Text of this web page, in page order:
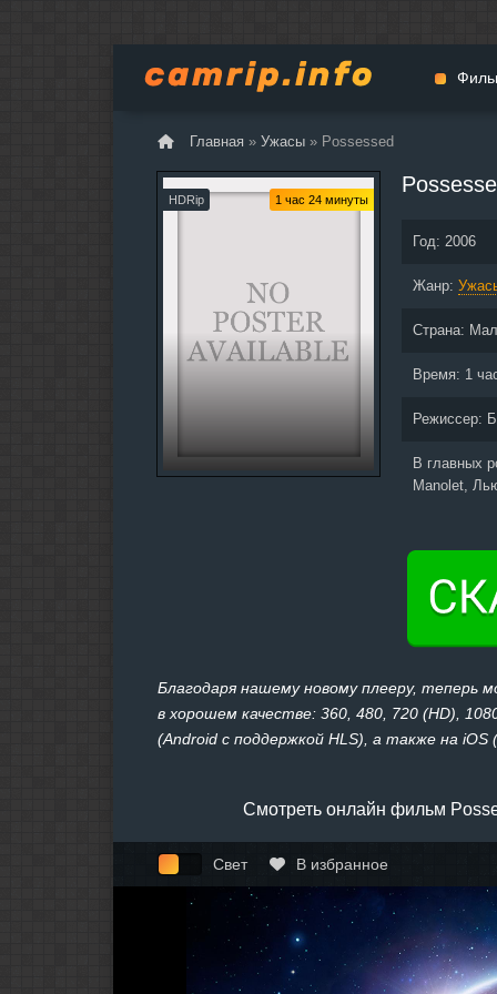
Главная » Ужасы » Possessed
HDRip 1 час 24 минуты
Год: 2006
Жанр:
Страна:
Время: 1
Режиссер:
В главных
Manolet,
Благодаря нашему новому плееру, теперь
в хорошем качестве: 360, 480, 720 (HD),
(Android с поддержкой HLS), а также на iOS
Смотреть онлайн фильм
Свет В избранное
Драма